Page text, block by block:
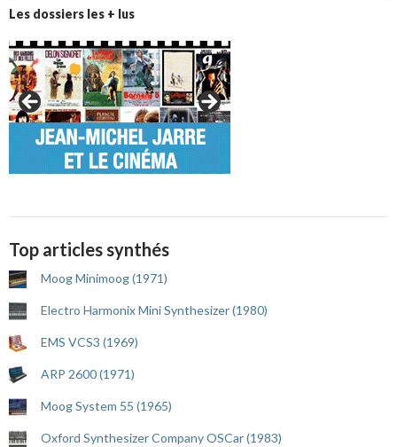
Les dossiers les + lus
Top articles synthés
Moog Minimoog (1971)
Electro Harmonix Mini Synthesizer (1980)
EMS VCS3 (1969)
ARP 2600 (1971)
Moog System 55 (1965)
Oxford Synthesizer Company OSCar (1983)